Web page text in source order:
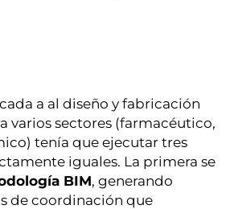
a al diseño y fabricación
varios sectores (farmacéutico,
tenía que ejecutar tres
iguales. La primera se
BIM, generando
de coordinación que